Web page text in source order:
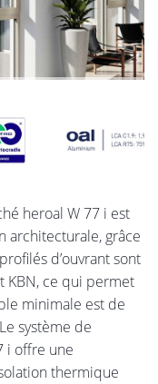
heroal W 77 i est
architecturale, grâce
d’ouvrant sont
KBN, ce qui permet
minimale est de
système de
i offre une
thermique